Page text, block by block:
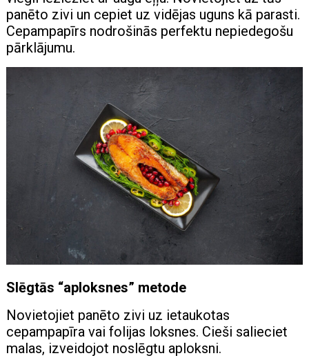
panēto zivi un cepiet uz vidējas uguns kā parasti.
Cepampapīrs nodrošinās perfektu nepiedegošu
pārklājumu.
Slēgtās “aploksnes” metode
Novietojiet panēto zivi uz ietaukotas
cepampapīra vai folijas loksnes. Cieši salieciet
malas, izveidojot noslēgtu aploksni.